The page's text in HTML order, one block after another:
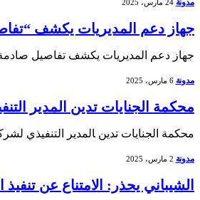
مدونة 24 مارس، 2025
جهاز دعم المديريات يكشف
جهاز ‌دعم المديريات ​يكشف​ تفاصيل
مدونة 6 مارس، 2025
محكمة الجنايات تدين المدير
محكمة الجنايات تدين ‍المدير التنفيذي
مدونة 2 مارس، 2025
الشيباني يحذر: الامتناع عن